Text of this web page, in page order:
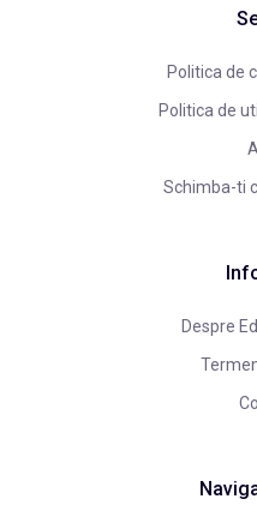
Politica de
Politica de
Schimba-ti
Despre